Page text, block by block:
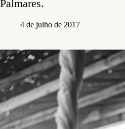
Palmares.
4 de julho de 2017